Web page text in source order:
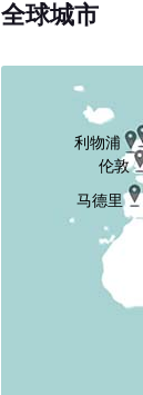
全球城市
利物浦
伦敦
马德里